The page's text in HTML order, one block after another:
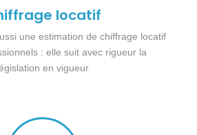
locatif
une estimation de chiffrage locatif
: elle suit avec rigueur la
en vigueur